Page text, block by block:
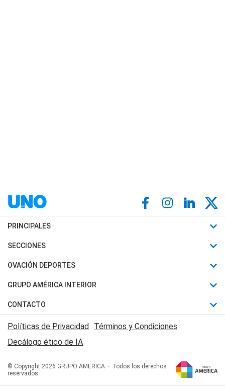
PRINCIPALES
Últimas Noticias
Política
Judiciales
Economia
SECCIONES
Horóscopo
Motores
Trucos caseros
Series y Películas
Edictos y Solicitadas
OVACIÓN DEPORTES
Fútbol
Mundial
Automovilismo
Rugby
Básquet
GRUPO AMÉRICA INTERIOR
Canal 7 en Vivo
San Juan 8
CONTACTO
Acerca de Nosotros
Contactanos
Políticas de Privacidad Términos y Condiciones
Decálogo ético de IA
© Copyright 2026 GRUPO AMERICA – Todos los derechos
reservados